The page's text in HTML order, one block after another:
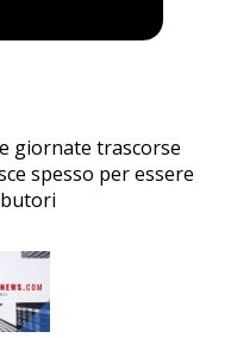
giornate trascorse
spesso per essere